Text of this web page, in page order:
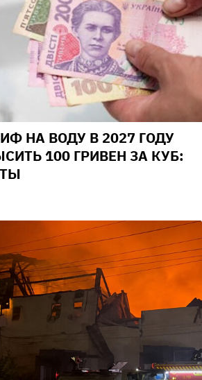
НА ВОДУ В 2027 ГОДУ
100 ГРИВЕН ЗА КУБ: